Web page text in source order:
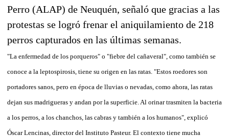
Perro (ALAP) de Neuquén, señaló que gracias a las
protestas se logró frenar el aniquilamiento de 218
perros capturados en las últimas semanas.
"La enfermedad de los porqueros" o "fiebre del cañaveral", como también se
conoce a la leptospirosis, tiene su origen en las ratas. "Estos roedores son
portadores sanos, pero en época de lluvias o nevadas, como ahora, las ratas
dejan sus madrigueras y andan por la superficie. Al orinar trasmiten la bacteria
a los perros, a los chanchos, las cabras y también a los humanos", explicó
Óscar Lencinas, director del Instituto Pasteur. El contexto tiene mucha